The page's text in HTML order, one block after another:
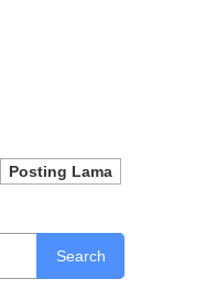
Posting Lama
Search